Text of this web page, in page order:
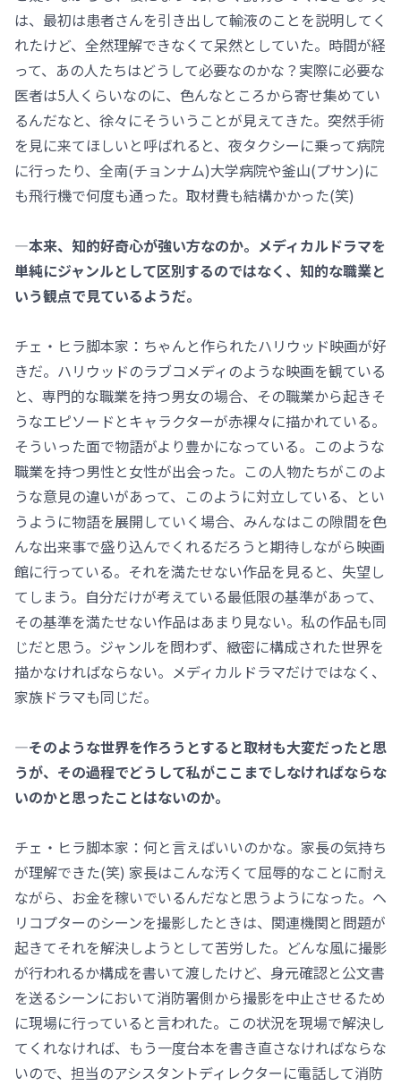
は、最初は患者さんを引き出して輸液のことを説明してく
れたけど、全然理解できなくて呆然としていた。時間が経
って、あの人たちはどうして必要なのかな？実際に必要な
医者は5人くらいなのに、色んなところから寄せ集めてい
るんだなと、徐々にそういうことが見えてきた。突然手術
を見に来てほしいと呼ばれると、夜タクシーに乗って病院
に行ったり、全南(チョンナム)大学病院や釜山(プサン)に
も飛行機で何度も通った。取材費も結構かかった(笑)
―本来、知的好奇心が強い方なのか。メディカルドラマを
単純にジャンルとして区別するのではなく、知的な職業と
いう観点で見ているようだ。
チェ・ヒラ脚本家：ちゃんと作られたハリウッド映画が好
きだ。ハリウッドのラブコメディのような映画を観ている
と、専門的な職業を持つ男女の場合、その職業から起きそ
うなエピソードとキャラクターが赤裸々に描かれている。
そういった面で物語がより豊かになっている。このような
職業を持つ男性と女性が出会った。この人物たちがこのよ
うな意見の違いがあって、このように対立している、とい
うように物語を展開していく場合、みんなはこの隙間を色
んな出来事で盛り込んでくれるだろうと期待しながら映画
館に行っている。それを満たせない作品を見ると、失望し
てしまう。自分だけが考えている最低限の基準があって、
その基準を満たせない作品はあまり見ない。私の作品も同
じだと思う。ジャンルを問わず、緻密に構成された世界を
描かなければならない。メディカルドラマだけではなく、
家族ドラマも同じだ。
―そのような世界を作ろうとすると取材も大変だったと思
うが、その過程でどうして私がここまでしなければならな
いのかと思ったことはないのか。
チェ・ヒラ脚本家：何と言えばいいのかな。家長の気持ち
が理解できた(笑) 家長はこんな汚くて屈辱的なことに耐え
ながら、お金を稼いでいるんだなと思うようになった。ヘ
リコプターのシーンを撮影したときは、関連機関と問題が
起きてそれを解決しようとして苦労した。どんな風に撮影
が行われるか構成を書いて渡したけど、身元確認と公文書
を送るシーンにおいて消防署側から撮影を中止させるため
に現場に行っていると言われた。この状況を現場で解決し
てくれなければ、もう一度台本を書き直さなければならな
いので、担当のアシスタントディレクターに電話して消防